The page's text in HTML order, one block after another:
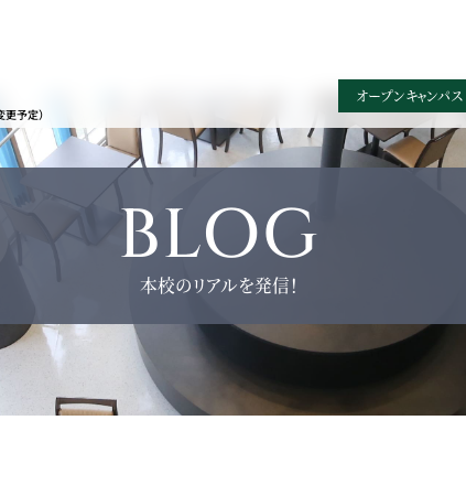
予定）
オープンキャンパス
BLOG
本校のリアルを発信！